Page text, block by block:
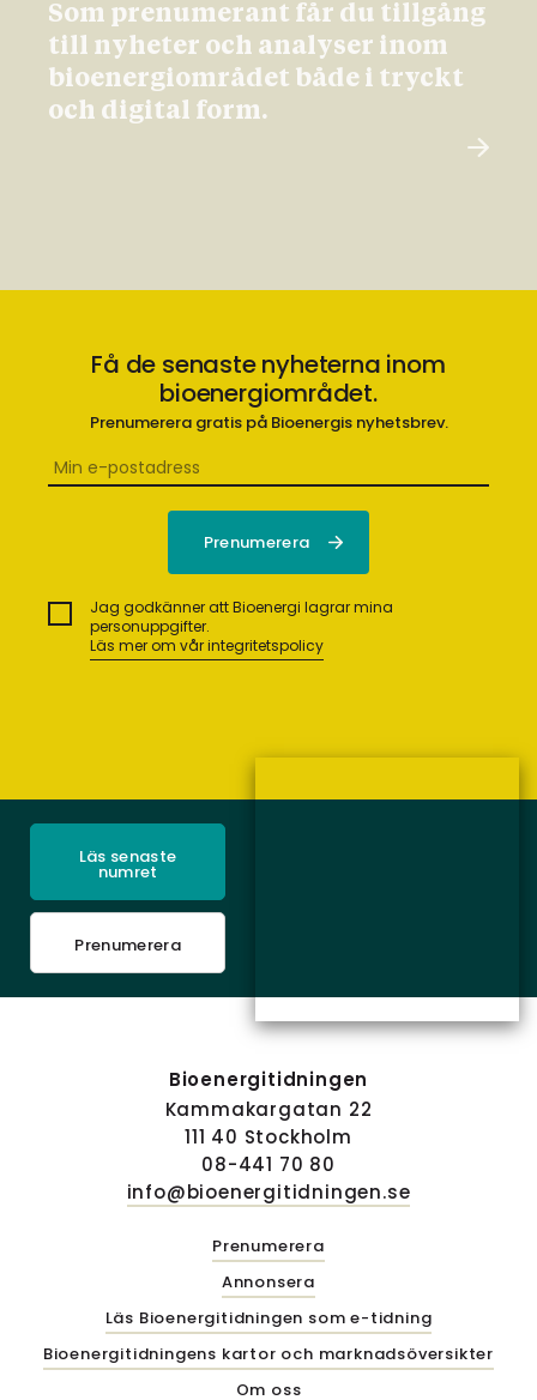
Som prenumerant får du tillgång
till nyheter och analyser inom
bioenergiområdet både i tryckt
och digital form.
Få de senaste nyheterna inom
bioenergiområdet.
Prenumerera gratis på Bioenergis nyhetsbrev.
Jag godkänner att Bioenergi lagrar mina
personuppgifter.
Läs mer om vår integritetspolicy
Läs senaste
numret
Prenumerera
Bioenergitidningen
Kammakargatan 22
111 40 Stockholm
08-441 70 80
info@bioenergitidningen.se
Prenumerera
Annonsera
Läs Bioenergitidningen som e-tidning
Bioenergitidningens kartor och marknadsöversikter
Om oss